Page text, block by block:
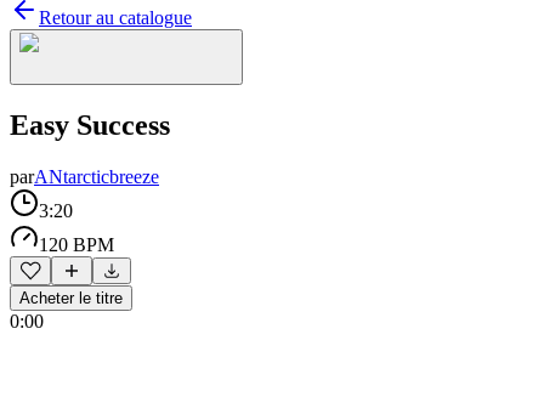
Retour au catalogue
Easy Success
parANtarcticbreeze
3:20
120 BPM
Acheter le titre
0:00